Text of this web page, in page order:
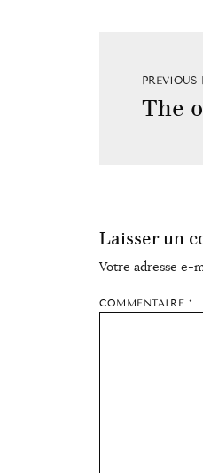
PREVIOUS
The
Laisser un
Votre adresse e-
COMMENTAIRE *